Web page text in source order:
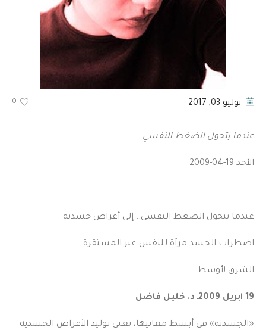
يوليو 03 , 2017
0
عندما يتحول الضغط النفسي
الأحد 19-04-2009
عندما يتحول الضغط النفسي.. إلى أعراض جسدية
اضطراب الجسد مرآة للنفس غير المستقرة
الشرق لأوسط
19 ابريل 2009ـ د. خليل فاضل
«الجسدنة» في أبسط معانيها، تعنى توليد الأعراض الجسدية